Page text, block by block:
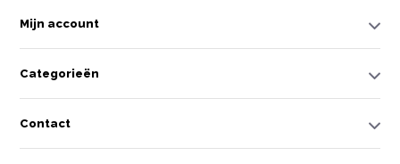
Mijn account
Categorieën
Contact